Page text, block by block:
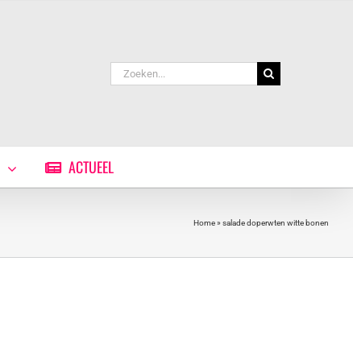
Zoeken
naar:
ACTUEEL
Home» salade doperwten witte bonen